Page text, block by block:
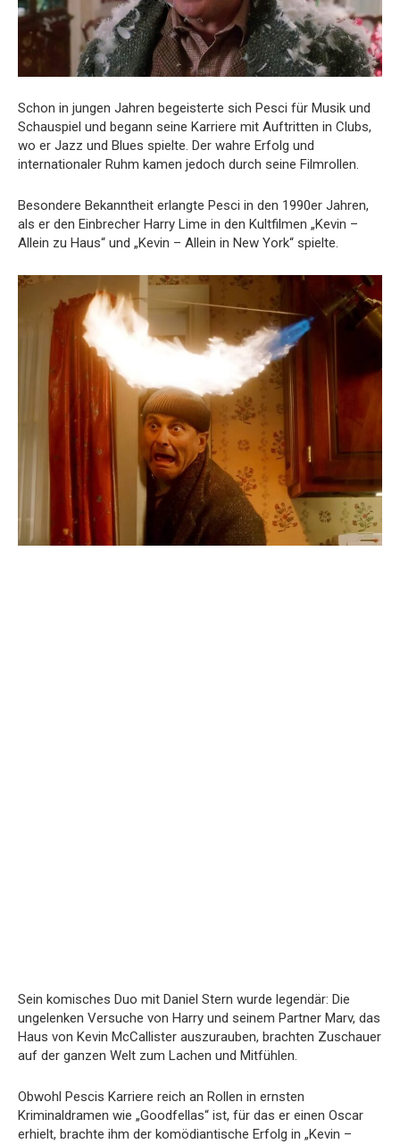
Schon in jungen Jahren begeisterte sich Pesci für Musik und
Schauspiel und begann seine Karriere mit Auftritten in Clubs,
wo er Jazz und Blues spielte. Der wahre Erfolg und
internationaler Ruhm kamen jedoch durch seine Filmrollen.
Besondere Bekanntheit erlangte Pesci in den 1990er Jahren,
als er den Einbrecher Harry Lime in den Kultfilmen „Kevin –
Allein zu Haus“ und „Kevin – Allein in New York“ spielte.
Sein komisches Duo mit Daniel Stern wurde legendär: Die
ungelenken Versuche von Harry und seinem Partner Marv, das
Haus von Kevin McCallister auszurauben, brachten Zuschauer
auf der ganzen Welt zum Lachen und Mitfühlen.
Obwohl Pescis Karriere reich an Rollen in ernsten
Kriminaldramen wie „Goodfellas“ ist, für das er einen Oscar
erhielt, brachte ihm der komödiantische Erfolg in „Kevin –